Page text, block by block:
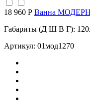
18 960 Р Ванна
Габариты (Д Ш В Г):
Артикул: 01мод1270